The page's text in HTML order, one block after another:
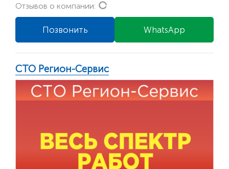
Отзывов о компании:
WhatsApp
Позвонить
СТО Регион-Сервис